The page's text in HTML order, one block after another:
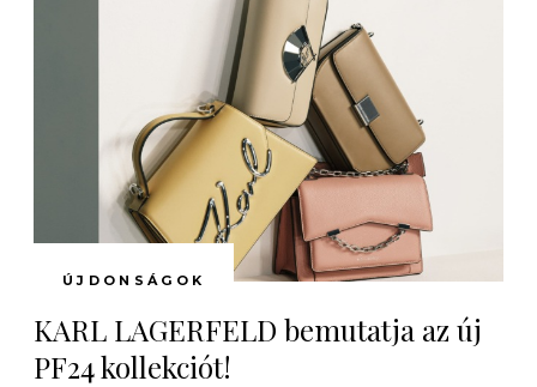
ÚJDONSÁGOK
KARL LAGERFELD bemutatja az új
PF24 kollekciót!